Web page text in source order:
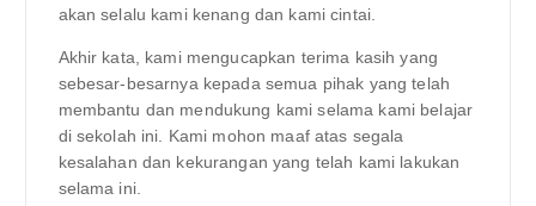
akan selalu kami kenang dan kami cintai.
Akhir kata, kami mengucapkan terima kasih yang
sebesar-besarnya kepada semua pihak yang telah
membantu dan mendukung kami selama kami belajar
di sekolah ini. Kami mohon maaf atas segala
kesalahan dan kekurangan yang telah kami lakukan
selama ini.